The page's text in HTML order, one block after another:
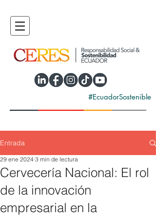
#EcuadorSostenible
Entrada
Cervecería Nacional: El rol
de la innovación
empresarial en la
29 ene 2024 3 min de lectura